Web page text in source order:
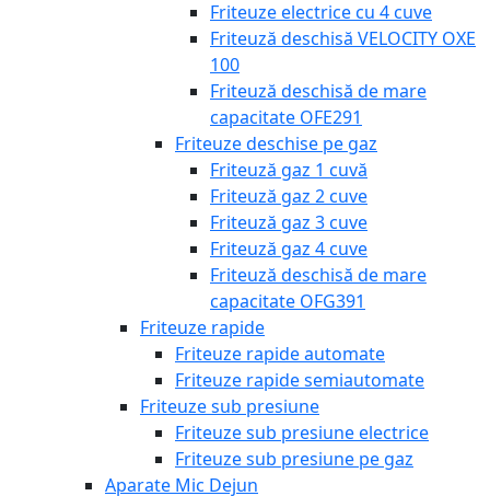
Friteuze electrice cu 4 cuve
Friteuză deschisă VELOCITY OXE
100
Friteuză deschisă de mare
capacitate OFE291
Friteuze deschise pe gaz
Friteuză gaz 1 cuvă
Friteuză gaz 2 cuve
Friteuză gaz 3 cuve
Friteuză gaz 4 cuve
Friteuză deschisă de mare
capacitate OFG391
Friteuze rapide
Friteuze rapide automate
Friteuze rapide semiautomate
Friteuze sub presiune
Friteuze sub presiune electrice
Friteuze sub presiune pe gaz
Aparate Mic Dejun